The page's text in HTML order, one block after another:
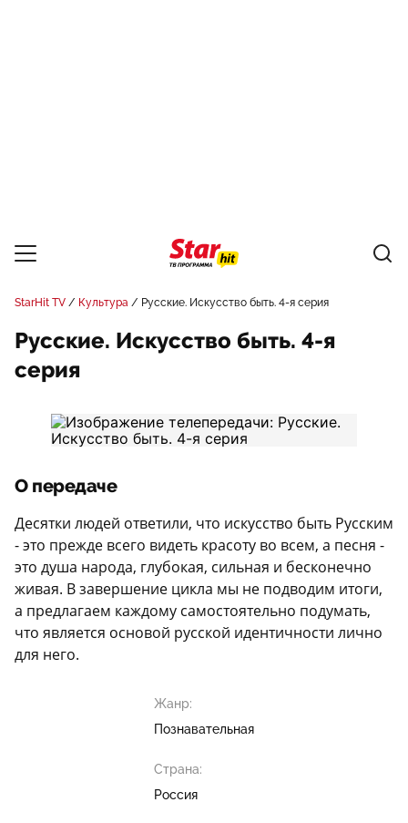
StarHit TV Культура Русские. Искусство быть. 4-я серия
Русские. Искусство быть. 4-я
серия
О передаче
Десятки людей ответили, что искусство быть Русским
- это прежде всего видеть красоту во всем, а песня -
это душа народа, глубокая, сильная и бесконечно
живая. В завершение цикла мы не подводим итоги,
а предлагаем каждому самостоятельно подумать,
что является основой русской идентичности лично
для него.
Жанр:
Познавательная
Страна:
Россия